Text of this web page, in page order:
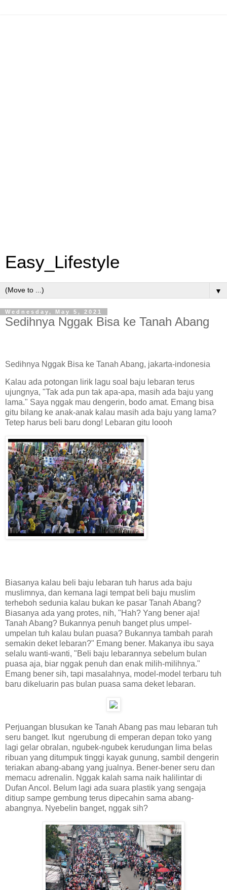
Easy_Lifestyle
▼
Wednesday, May 5, 2021
Sedihnya Nggak Bisa ke Tanah Abang
Sedihnya Nggak Bisa ke Tanah Abang, jakarta-indonesia
Kalau ada potongan lirik lagu soal baju lebaran terus
ujungnya, "Tak ada pun tak apa-apa, masih ada baju yang
lama." Saya nggak mau dengerin, bodo amat. Emang bisa
gitu bilang ke anak-anak kalau masih ada baju yang lama?
Tetep harus beli baru dong! Lebaran gitu loooh
Biasanya kalau beli baju lebaran tuh harus ada baju
muslimnya, dan kemana lagi tempat beli baju muslim
terheboh sedunia kalau bukan ke pasar Tanah Abang?
Biasanya ada yang protes, nih, "Hah? Yang bener aja!
Tanah Abang? Bukannya penuh banget plus umpel-
umpelan tuh kalau bulan puasa? Bukannya tambah parah
semakin deket lebaran?" Emang bener. Makanya ibu saya
selalu wanti-wanti, "Beli baju lebarannya sebelum bulan
puasa aja, biar nggak penuh dan enak milih-milihnya."
Emang bener sih, tapi masalahnya, model-model terbaru tuh
baru dikeluarin pas bulan puasa sama deket lebaran.
Perjuangan blusukan ke Tanah Abang pas mau lebaran tuh
seru banget. Ikut ngerubung di emperan depan toko yang
lagi gelar obralan, ngubek-ngubek kerudungan lima belas
ribuan yang ditumpuk tinggi kayak gunung, sambil dengerin
teriakan abang-abang yang jualnya. Bener-bener seru dan
memacu adrenalin. Nggak kalah sama naik halilintar di
Dufan Ancol. Belum lagi ada suara plastik yang sengaja
ditiup sampe gembung terus dipecahin sama abang-
abangnya. Nyebelin banget, nggak sih?